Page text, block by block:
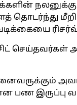
நலனுக்கு
பண இருப்பு